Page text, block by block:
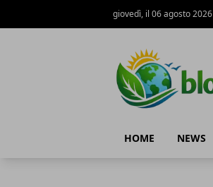
giovedì, il 06 agosto 2026
HOME NEWS